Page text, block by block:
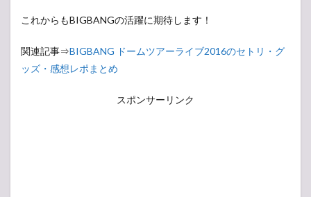
これからもBIGBANGの活躍に期待します！
関連記事⇒BIGBANG ドームツアーライブ2016のセトリ・グ
ッズ・感想レポまとめ
スポンサーリンク